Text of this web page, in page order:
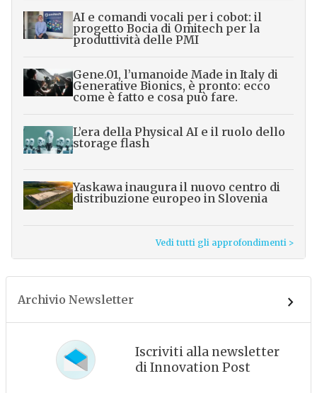
AI e comandi vocali per i cobot: il
progetto Bocia di Omitech per la
produttività delle PMI
Gene.01, l’umanoide Made in Italy di
Generative Bionics, è pronto: ecco
come è fatto e cosa può fare.
L’era della Physical AI e il ruolo dello
storage flash
Yaskawa inaugura il nuovo centro di
distribuzione europeo in Slovenia
Vedi tutti gli approfondimenti >
Archivio Newsletter
Iscriviti alla newsletter
di Innovation Post